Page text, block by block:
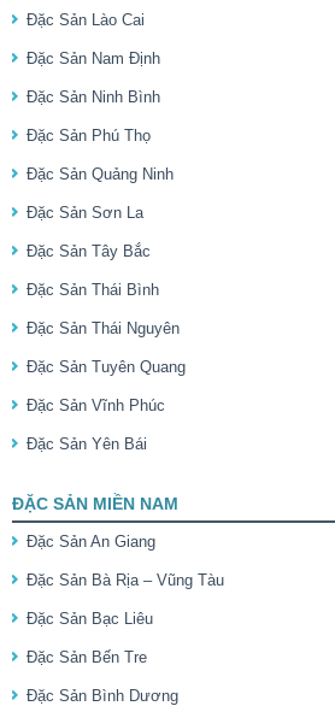
Đặc Sản Lào Cai
Đặc Sản Nam Định
Đặc Sản Ninh Bình
Đặc Sản Phú Thọ
Đặc Sản Quảng Ninh
Đặc Sản Sơn La
Đặc Sản Tây Bắc
Đặc Sản Thái Bình
Đặc Sản Thái Nguyên
Đặc Sản Tuyên Quang
Đặc Sản Vĩnh Phúc
Đặc Sản Yên Bái
ĐẶC SẢN MIỀN NAM
Đặc Sản An Giang
Đặc Sản Bà Rịa – Vũng Tàu
Đặc Sản Bạc Liêu
Đặc Sản Bến Tre
Đặc Sản Bình Dương